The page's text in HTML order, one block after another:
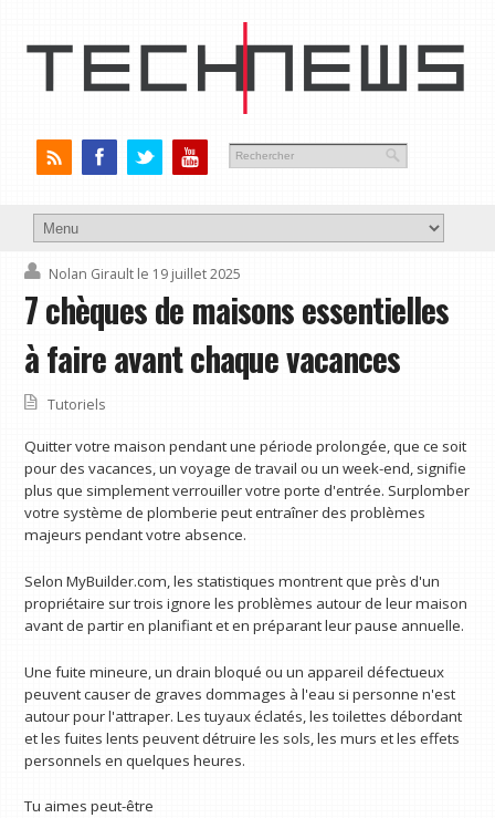
Nolan Girault le 19 juillet 2025
7 chèques de maisons essentielles
à faire avant chaque vacances
Tutoriels
Quitter votre maison pendant une période prolongée, que ce soit
pour des vacances, un voyage de travail ou un week-end, signifie
plus que simplement verrouiller votre porte d'entrée. Surplomber
votre système de plomberie peut entraîner des problèmes
majeurs pendant votre absence.
Selon MyBuilder.com, les statistiques montrent que près d'un
propriétaire sur trois ignore les problèmes autour de leur maison
avant de partir en planifiant et en préparant leur pause annuelle.
Une fuite mineure, un drain bloqué ou un appareil défectueux
peuvent causer de graves dommages à l'eau si personne n'est
autour pour l'attraper. Les tuyaux éclatés, les toilettes débordant
et les fuites lents peuvent détruire les sols, les murs et les effets
personnels en quelques heures.
Tu aimes peut-être